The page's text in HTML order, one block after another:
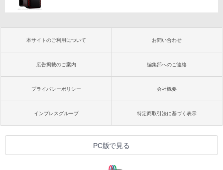
本サイトのご利用について お問い合わせ
広告掲載のご案内 編集部へのご連絡
プライバシーポリシー 会社概要
インプレスグループ 特定商取引法に基づく表示
PC版で見る